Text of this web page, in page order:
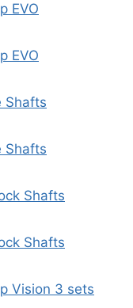
EVO
EVO
Shafts
Shafts
Shafts
Shafts
Vision 3 sets